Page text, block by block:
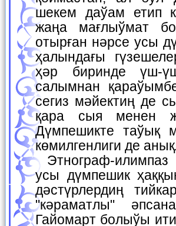
шекем даўам етип
жаңа мағлыўмат
отырған нәрсе усы
ҳалындағы
ҳәр биринде үш-
салымнан
сегиз мәйектиң де
қара сыя менен
Дүмпешикте таўық
көмилгенлиги де
Этнограф-илимпаз Ю.В.Кнорозовтың пикиринше,
усы дүмпешик
дәстүрлердиң
"кәраматлы"
Гайомарт болыўы